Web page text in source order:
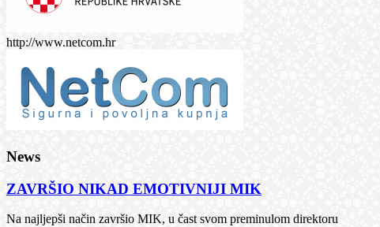
http://www.netcom.hr
News
ZAVRŠIO NIKAD EMOTIVNIJI MIK
Na najljepši način završio MIK, u čast svom preminulom direktoru